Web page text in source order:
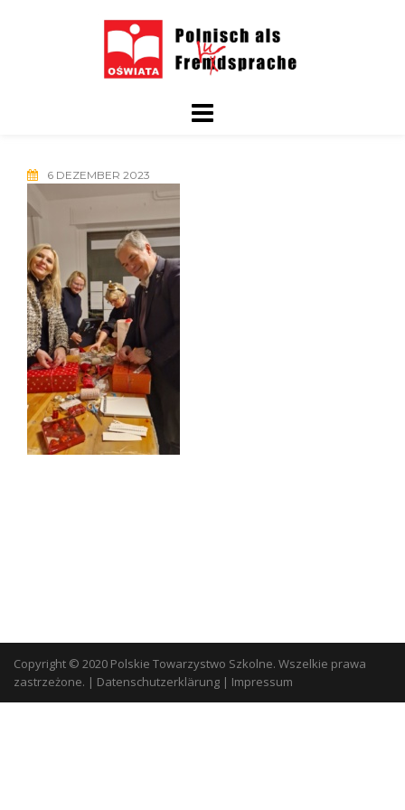
6 DEZEMBER 2023
Copyright © 2020 Polskie Towarzystwo Szkolne. Wszelkie prawa
zastrzeżone. | Datenschutzerklärung | Impressum